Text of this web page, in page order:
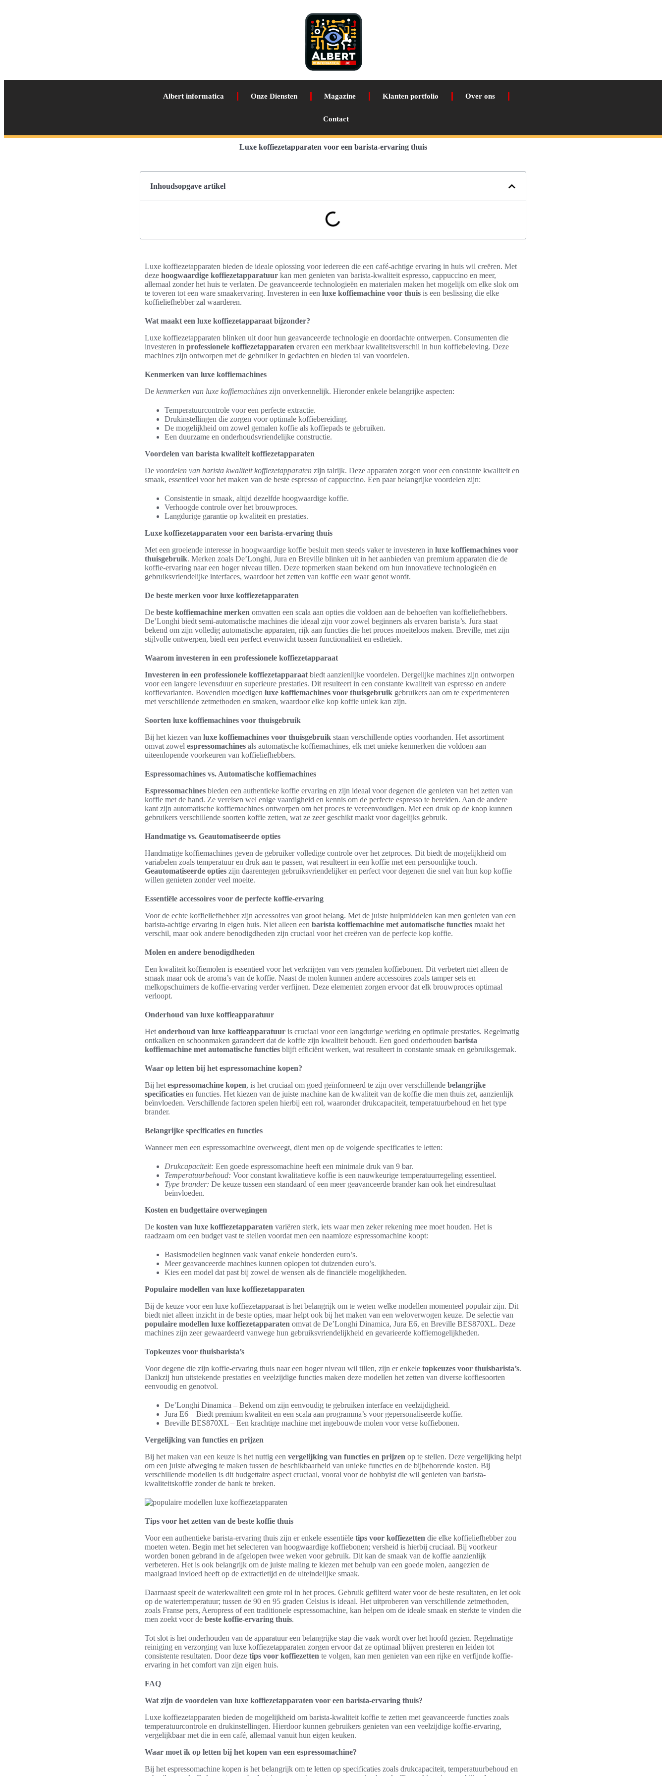
Albert informatica Onze Diensten Magazine Klanten portfolio Over ons
Contact
Luxe koffiezetapparaten voor een barista-ervaring thuis
Inhoudsopgave artikel
Luxe koffiezetapparaten bieden de ideale oplossing voor iedereen die een café-achtige ervaring in huis wil creëren. Met
deze hoogwaardige koffiezetapparatuur kan men genieten van barista-kwaliteit espresso, cappuccino en meer,
allemaal zonder het huis te verlaten. De geavanceerde technologieën en materialen maken het mogelijk om elke slok om
te toveren tot een ware smaakervaring. Investeren in een luxe koffiemachine voor thuis is een beslissing die elke
koffieliefhebber zal waarderen.
Wat maakt een luxe koffiezetapparaat bijzonder?
Luxe koffiezetapparaten blinken uit door hun geavanceerde technologie en doordachte ontwerpen. Consumenten die
investeren in professionele koffiezetapparaten ervaren een merkbaar kwaliteitsverschil in hun koffiebeleving. Deze
machines zijn ontworpen met de gebruiker in gedachten en bieden tal van voordelen.
Kenmerken van luxe koffiemachines
De kenmerken van luxe koffiemachines zijn onverkennelijk. Hieronder enkele belangrijke aspecten:
Temperatuurcontrole voor een perfecte extractie.
Drukinstellingen die zorgen voor optimale koffiebereiding.
De mogelijkheid om zowel gemalen koffie als koffiepads te gebruiken.
Een duurzame en onderhoudsvriendelijke constructie.
Voordelen van barista kwaliteit koffiezetapparaten
De voordelen van barista kwaliteit koffiezetapparaten zijn talrijk. Deze apparaten zorgen voor een constante kwaliteit en
smaak, essentieel voor het maken van de beste espresso of cappuccino. Een paar belangrijke voordelen zijn:
Consistentie in smaak, altijd dezelfde hoogwaardige koffie.
Verhoogde controle over het brouwproces.
Langdurige garantie op kwaliteit en prestaties.
Luxe koffiezetapparaten voor een barista-ervaring thuis
Met een groeiende interesse in hoogwaardige koffie besluit men steeds vaker te investeren in luxe koffiemachines voor
thuisgebruik. Merken zoals De’Longhi, Jura en Breville blinken uit in het aanbieden van premium apparaten die de
koffie-ervaring naar een hoger niveau tillen. Deze topmerken staan bekend om hun innovatieve technologieën en
gebruiksvriendelijke interfaces, waardoor het zetten van koffie een waar genot wordt.
De beste merken voor luxe koffiezetapparaten
De beste koffiemachine merken omvatten een scala aan opties die voldoen aan de behoeften van koffieliefhebbers.
De’Longhi biedt semi-automatische machines die ideaal zijn voor zowel beginners als ervaren barista’s. Jura staat
bekend om zijn volledig automatische apparaten, rijk aan functies die het proces moeiteloos maken. Breville, met zijn
stijlvolle ontwerpen, biedt een perfect evenwicht tussen functionaliteit en esthetiek.
Waarom investeren in een professionele koffiezetapparaat
Investeren in een professionele koffiezetapparaat biedt aanzienlijke voordelen. Dergelijke machines zijn ontworpen
voor een langere levensduur en superieure prestaties. Dit resulteert in een constante kwaliteit van espresso en andere
koffievarianten. Bovendien moedigen luxe koffiemachines voor thuisgebruik gebruikers aan om te experimenteren
met verschillende zetmethoden en smaken, waardoor elke kop koffie uniek kan zijn.
Soorten luxe koffiemachines voor thuisgebruik
Bij het kiezen van luxe koffiemachines voor thuisgebruik staan verschillende opties voorhanden. Het assortiment
omvat zowel espressomachines als automatische koffiemachines, elk met unieke kenmerken die voldoen aan
uiteenlopende voorkeuren van koffieliefhebbers.
Espressomachines vs. Automatische koffiemachines
Espressomachines bieden een authentieke koffie ervaring en zijn ideaal voor degenen die genieten van het zetten van
koffie met de hand. Ze vereisen wel enige vaardigheid en kennis om de perfecte espresso te bereiden. Aan de andere
kant zijn automatische koffiemachines ontworpen om het proces te vereenvoudigen. Met een druk op de knop kunnen
gebruikers verschillende soorten koffie zetten, wat ze zeer geschikt maakt voor dagelijks gebruik.
Handmatige vs. Geautomatiseerde opties
Handmatige koffiemachines geven de gebruiker volledige controle over het zetproces. Dit biedt de mogelijkheid om
variabelen zoals temperatuur en druk aan te passen, wat resulteert in een koffie met een persoonlijke touch.
Geautomatiseerde opties zijn daarentegen gebruiksvriendelijker en perfect voor degenen die snel van hun kop koffie
willen genieten zonder veel moeite.
Essentiële accessoires voor de perfecte koffie-ervaring
Voor de echte koffieliefhebber zijn accessoires van groot belang. Met de juiste hulpmiddelen kan men genieten van een
barista-achtige ervaring in eigen huis. Niet alleen een barista koffiemachine met automatische functies maakt het
verschil, maar ook andere benodigdheden zijn cruciaal voor het creëren van de perfecte kop koffie.
Molen en andere benodigdheden
Een kwaliteit koffiemolen is essentieel voor het verkrijgen van vers gemalen koffiebonen. Dit verbetert niet alleen de
smaak maar ook de aroma’s van de koffie. Naast de molen kunnen andere accessoires zoals tamper sets en
melkopschuimers de koffie-ervaring verder verfijnen. Deze elementen zorgen ervoor dat elk brouwproces optimaal
verloopt.
Onderhoud van luxe koffieapparatuur
Het onderhoud van luxe koffieapparatuur is cruciaal voor een langdurige werking en optimale prestaties. Regelmatig
ontkalken en schoonmaken garandeert dat de koffie zijn kwaliteit behoudt. Een goed onderhouden barista
koffiemachine met automatische functies blijft efficiënt werken, wat resulteert in constante smaak en gebruiksgemak.
Waar op letten bij het espressomachine kopen?
Bij het espressomachine kopen, is het cruciaal om goed geïnformeerd te zijn over verschillende belangrijke
specificaties en functies. Het kiezen van de juiste machine kan de kwaliteit van de koffie die men thuis zet, aanzienlijk
beïnvloeden. Verschillende factoren spelen hierbij een rol, waaronder drukcapaciteit, temperatuurbehoud en het type
brander.
Belangrijke specificaties en functies
Wanneer men een espressomachine overweegt, dient men op de volgende specificaties te letten:
Drukcapaciteit: Een goede espressomachine heeft een minimale druk van 9 bar.
Temperatuurbehoud: Voor constant kwalitatieve koffie is een nauwkeurige temperatuurregeling essentieel.
Type brander: De keuze tussen een standaard of een meer geavanceerde brander kan ook het eindresultaat
beïnvloeden.
Kosten en budgettaire overwegingen
De kosten van luxe koffiezetapparaten variëren sterk, iets waar men zeker rekening mee moet houden. Het is
raadzaam om een budget vast te stellen voordat men een naamloze espressomachine koopt:
Basismodellen beginnen vaak vanaf enkele honderden euro’s.
Meer geavanceerde machines kunnen oplopen tot duizenden euro’s.
Kies een model dat past bij zowel de wensen als de financiële mogelijkheden.
Populaire modellen van luxe koffiezetapparaten
Bij de keuze voor een luxe koffiezetapparaat is het belangrijk om te weten welke modellen momenteel populair zijn. Dit
biedt niet alleen inzicht in de beste opties, maar helpt ook bij het maken van een weloverwogen keuze. De selectie van
populaire modellen luxe koffiezetapparaten omvat de De’Longhi Dinamica, Jura E6, en Breville BES870XL. Deze
machines zijn zeer gewaardeerd vanwege hun gebruiksvriendelijkheid en gevarieerde koffiemogelijkheden.
Topkeuzes voor thuisbarista’s
Voor degene die zijn koffie-ervaring thuis naar een hoger niveau wil tillen, zijn er enkele topkeuzes voor thuisbarista’s.
Dankzij hun uitstekende prestaties en veelzijdige functies maken deze modellen het zetten van diverse koffiesoorten
eenvoudig en genotvol.
De’Longhi Dinamica – Bekend om zijn eenvoudig te gebruiken interface en veelzijdigheid.
Jura E6 – Biedt premium kwaliteit en een scala aan programma’s voor gepersonaliseerde koffie.
Breville BES870XL – Een krachtige machine met ingebouwde molen voor verse koffiebonen.
Vergelijking van functies en prijzen
Bij het maken van een keuze is het nuttig een vergelijking van functies en prijzen op te stellen. Deze vergelijking helpt
om een juiste afweging te maken tussen de beschikbaarheid van unieke functies en de bijbehorende kosten. Bij
verschillende modellen is dit budgettaire aspect cruciaal, vooral voor de hobbyist die wil genieten van barista-
kwaliteitskoffie zonder de bank te breken.
Tips voor het zetten van de beste koffie thuis
Voor een authentieke barista-ervaring thuis zijn er enkele essentiële tips voor koffiezetten die elke koffieliefhebber zou
moeten weten. Begin met het selecteren van hoogwaardige koffiebonen; versheid is hierbij cruciaal. Bij voorkeur
worden bonen gebrand in de afgelopen twee weken voor gebruik. Dit kan de smaak van de koffie aanzienlijk
verbeteren. Het is ook belangrijk om de juiste maling te kiezen met behulp van een goede molen, aangezien de
maalgraad invloed heeft op de extractietijd en de uiteindelijke smaak.
Daarnaast speelt de waterkwaliteit een grote rol in het proces. Gebruik gefilterd water voor de beste resultaten, en let ook
op de watertemperatuur; tussen de 90 en 95 graden Celsius is ideaal. Het uitproberen van verschillende zetmethoden,
zoals Franse pers, Aeropress of een traditionele espressomachine, kan helpen om de ideale smaak en sterkte te vinden die
men zoekt voor de beste koffie-ervaring thuis.
Tot slot is het onderhouden van de apparatuur een belangrijke stap die vaak wordt over het hoofd gezien. Regelmatige
reiniging en verzorging van luxe koffiezetapparaten zorgen ervoor dat ze optimaal blijven presteren en leiden tot
consistente resultaten. Door deze tips voor koffiezetten te volgen, kan men genieten van een rijke en verfijnde koffie-
ervaring in het comfort van zijn eigen huis.
FAQ
Wat zijn de voordelen van luxe koffiezetapparaten voor een barista-ervaring thuis?
Luxe koffiezetapparaten bieden de mogelijkheid om barista-kwaliteit koffie te zetten met geavanceerde functies zoals
temperatuurcontrole en drukinstellingen. Hierdoor kunnen gebruikers genieten van een veelzijdige koffie-ervaring,
vergelijkbaar met die in een café, allemaal vanuit hun eigen keuken.
Waar moet ik op letten bij het kopen van een espressomachine?
Bij het espressomachine kopen is het belangrijk om te letten op specificaties zoals drukcapaciteit, temperatuurbehoud en